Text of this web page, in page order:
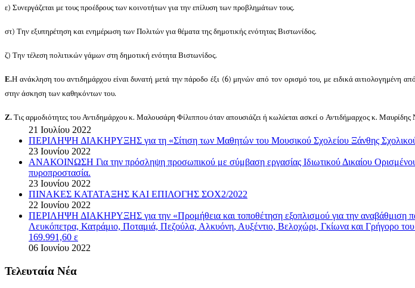
ε) Συνεργάζεται με τους προέδρους των κοινοτήτων για την επίλυση των προβλημάτων τους.
στ) Την εξυπηρέτηση και ενημέρωση των Πολιτών για θέματα της δημοτικής ενότητας Βιστωνίδος.
ζ) Την τέλεση πολιτικών γάμων στη δημοτική ενότητα Βιστωνίδος.
Ε.Η ανάκληση του αντιδημάρχου είναι δυνατή μετά την πάροδο έξι (6) μηνών από τον ορισμό του, με ειδικά αιτιολογημένη
στην άσκηση των καθηκόντων του.
Ζ. Τις αρμοδιότητες του Αντιδημάρχου κ. Μαλουσάρη Φίλιππου όταν απουσιάζει ή κωλύεται ασκεί ο Αντιδήμαρχος κ. Μαυρίδης
21 Ιουλίου 2022
ΠΕΡΙΛΗΨΗ ΔΙΑΚΗΡΥΞΗΣ για τη «Σίτιση των Μαθητών του Μουσικού Σχολείου Ξάνθης
23 Ιουνίου 2022
ΑΝΑΚΟΙΝΩΣΗ Για την πρόσληψη προσωπικού με σύμβαση εργασίας Ιδιωτικού Δικαίου Ορισμένου
πυροπροστασία.
23 Ιουνίου 2022
ΠΙΝΑΚΕΣ ΚΑΤΑΤΑΞΗΣ ΚΑΙ ΕΠΙΛΟΓΗΣ ΣΟΧ2/2022
22 Ιουνίου 2022
ΠΕΡΙΛΗΨΗ ΔΙΑΚΗΡΥΞΗΣ για την «Προμήθεια και τοποθέτηση εξοπλισμού για την αναβάθμιση
Λευκόπετρα, Κατράμιο, Ποταμιά, Πεζούλα, Αλκυόνη, Αυξέντιο, Βελοχώρι, Γκίωνα και Γρήγορο
169.991,60 ε
06 Ιουνίου 2022
Τελευταία Νέα